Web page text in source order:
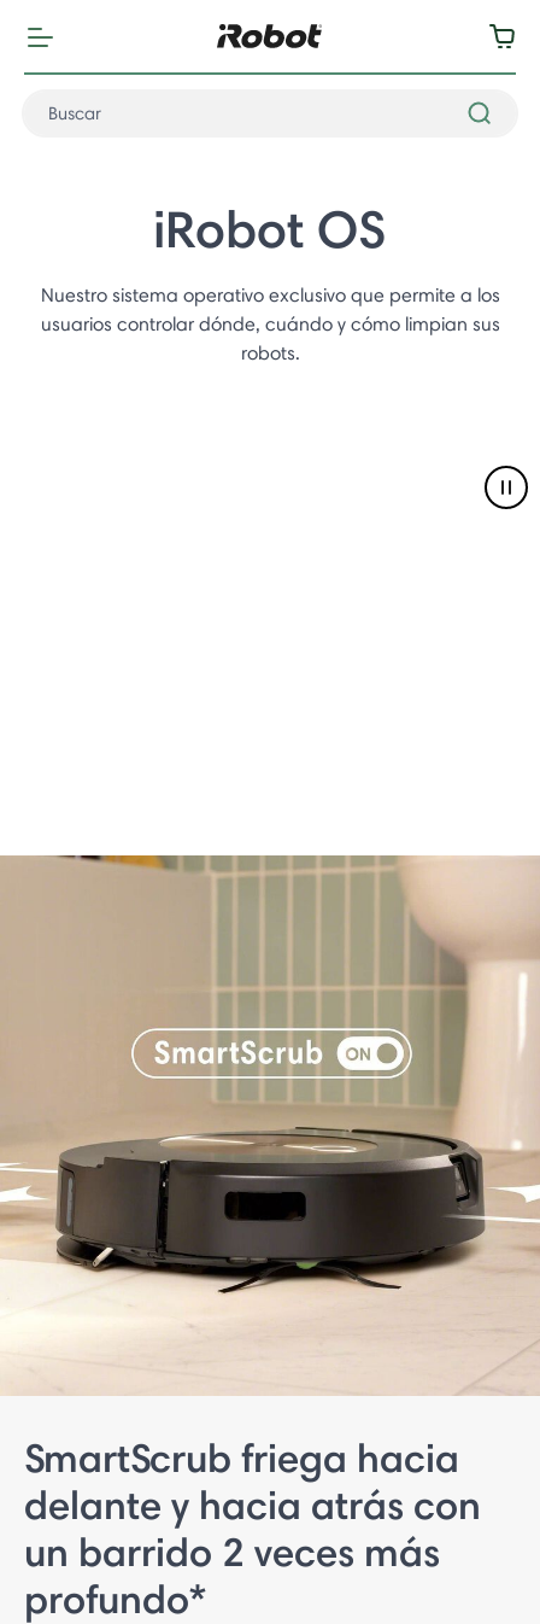
iRobot OS
Nuestro sistema operativo exclusivo que permite a los
usuarios controlar dónde, cuándo y cómo limpian sus
robots.
SmartScrub friega hacia
delante y hacia atrás con
un barrido 2 veces más
profundo*